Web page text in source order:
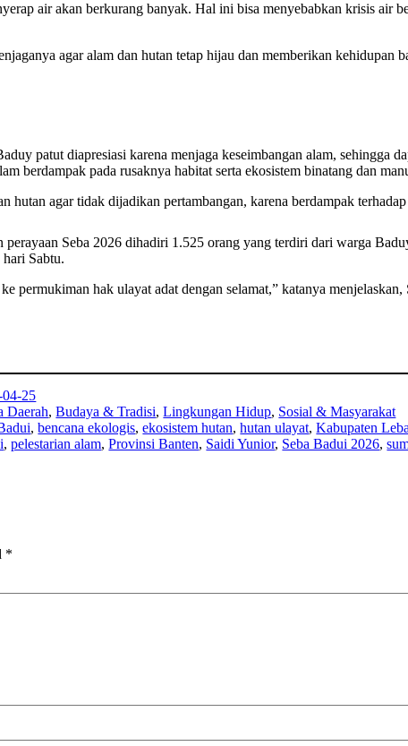
air akan berkurang banyak. Hal ini bisa menyebabkan krisis air
agar alam dan hutan tetap hijau dan memberikan
patut diapresiasi karena menjaga keseimbangan alam, sehingga
berdampak pada rusaknya habitat serta ekosistem binatang dan
hutan agar tidak dijadikan pertambangan, karena berdampak
perayaan Seba 2026 dihadiri 1.525 orang yang terdiri dari warga
Sabtu.
permukiman hak ulayat adat dengan selamat,” katanya
04-25
Daerah, Budaya & Tradisi, Lingkungan Hidup, Sosial & Masyarakat
, bencana ekologis, ekosistem hutan, hutan ulayat, Kabupaten
, pelestarian alam, Provinsi Banten, Saidi Yunior, Seba Badui 2026,
*